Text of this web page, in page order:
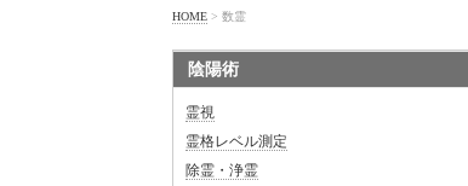
HOME > 数霊
陰陽術
霊視
霊格レベル測定
除霊・浄霊